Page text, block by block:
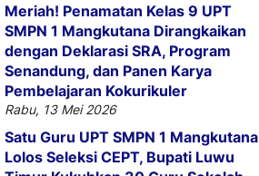
Meriah! Penamatan Kelas 9 UPT
SMPN 1 Mangkutana Dirangkaikan
dengan Deklarasi SRA, Program
Senandung, dan Panen Karya
Pembelajaran Kokurikuler
Rabu, 13 Mei 2026
Satu Guru UPT SMPN 1 Mangkutana
Lolos Seleksi CEPT, Bupati Luwu